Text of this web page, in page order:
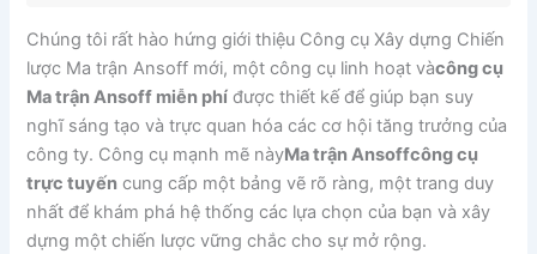
Chúng tôi rất hào hứng giới thiệu Công cụ Xây dựng Chiến
lược Ma trận Ansoff mới, một công cụ linh hoạt vàcông cụ
Ma trận Ansoff miễn phí được thiết kế để giúp bạn suy
nghĩ sáng tạo và trực quan hóa các cơ hội tăng trưởng của
công ty. Công cụ mạnh mẽ nàyMa trận Ansoffcông cụ
trực tuyến cung cấp một bảng vẽ rõ ràng, một trang duy
nhất để khám phá hệ thống các lựa chọn của bạn và xây
dựng một chiến lược vững chắc cho sự mở rộng.